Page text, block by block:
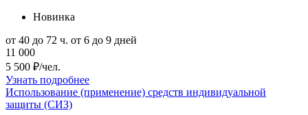
Новинка
от 40 до 72 ч. от 6 до 9 дней
11 000
5 500 ₽/чел.
Узнать подробнее
Использование (применение) средств индивидуальной
защиты (СИЗ)